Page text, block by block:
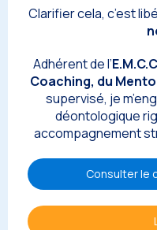
Clarifier cela, c’est
Adhérent de l’
Coaching, du
supervisé, je
déontologique
accompagnement
Consulter le